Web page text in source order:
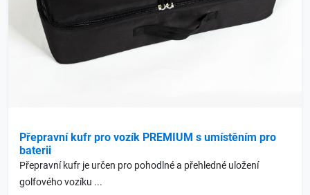
Přepravní kufr pro vozík PREMIUM s umístěním pro
baterii
Přepravní kufr je určen pro pohodlné a přehledné uložení
golfového vozíku ...